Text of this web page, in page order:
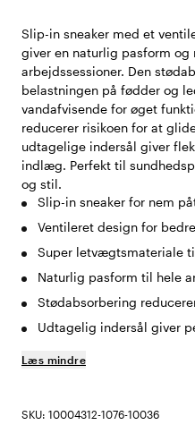
Slip-in sneaker med et
giver en naturlig pasform
arbejdssessioner. Den
belastningen på fødder og
vandafvisende for øget
reducerer risikoen for at
udtagelige indersål giver
indlæg. Perfekt til
og stil.
Slip-in sneaker for nem
Ventileret design for
Super letvægtsmateriale
Naturlig pasform til hele
Stødabsorbering
Udtagelig indersål giver
Læs mindre
SKU: 10004312-1076-10036